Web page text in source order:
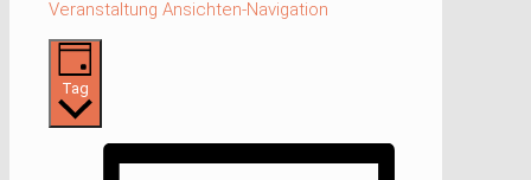
Veranstaltung Ansichten-Navigation
Tag